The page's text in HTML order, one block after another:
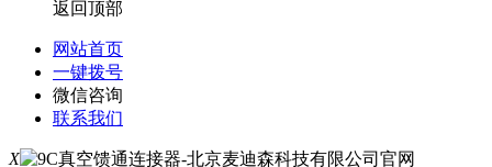
返回顶部
网站首页
一键拨号
微信咨询
联系我们
X